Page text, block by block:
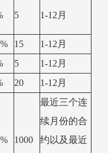
5 1-12月
15
1-12月
5
1-12月
20 1-12月
1000
最近三个连
续月份的合
约以及最近